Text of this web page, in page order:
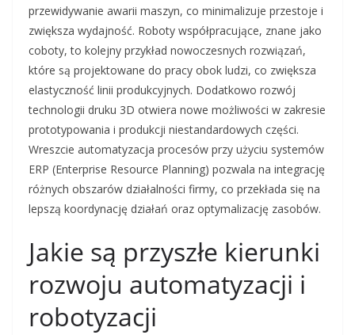
przewidywanie awarii maszyn, co minimalizuje przestoje i
zwiększa wydajność. Roboty współpracujące, znane jako
coboty, to kolejny przykład nowoczesnych rozwiązań,
które są projektowane do pracy obok ludzi, co zwiększa
elastyczność linii produkcyjnych. Dodatkowo rozwój
technologii druku 3D otwiera nowe możliwości w zakresie
prototypowania i produkcji niestandardowych części.
Wreszcie automatyzacja procesów przy użyciu systemów
ERP (Enterprise Resource Planning) pozwala na integrację
różnych obszarów działalności firmy, co przekłada się na
lepszą koordynację działań oraz optymalizację zasobów.
Jakie są przyszłe kierunki
rozwoju automatyzacji i
robotyzacji